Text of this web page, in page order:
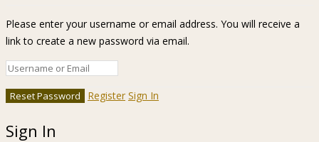
Please enter your username or email address. You will receive a
link to create a new password via email.
Register Sign In
Sign In